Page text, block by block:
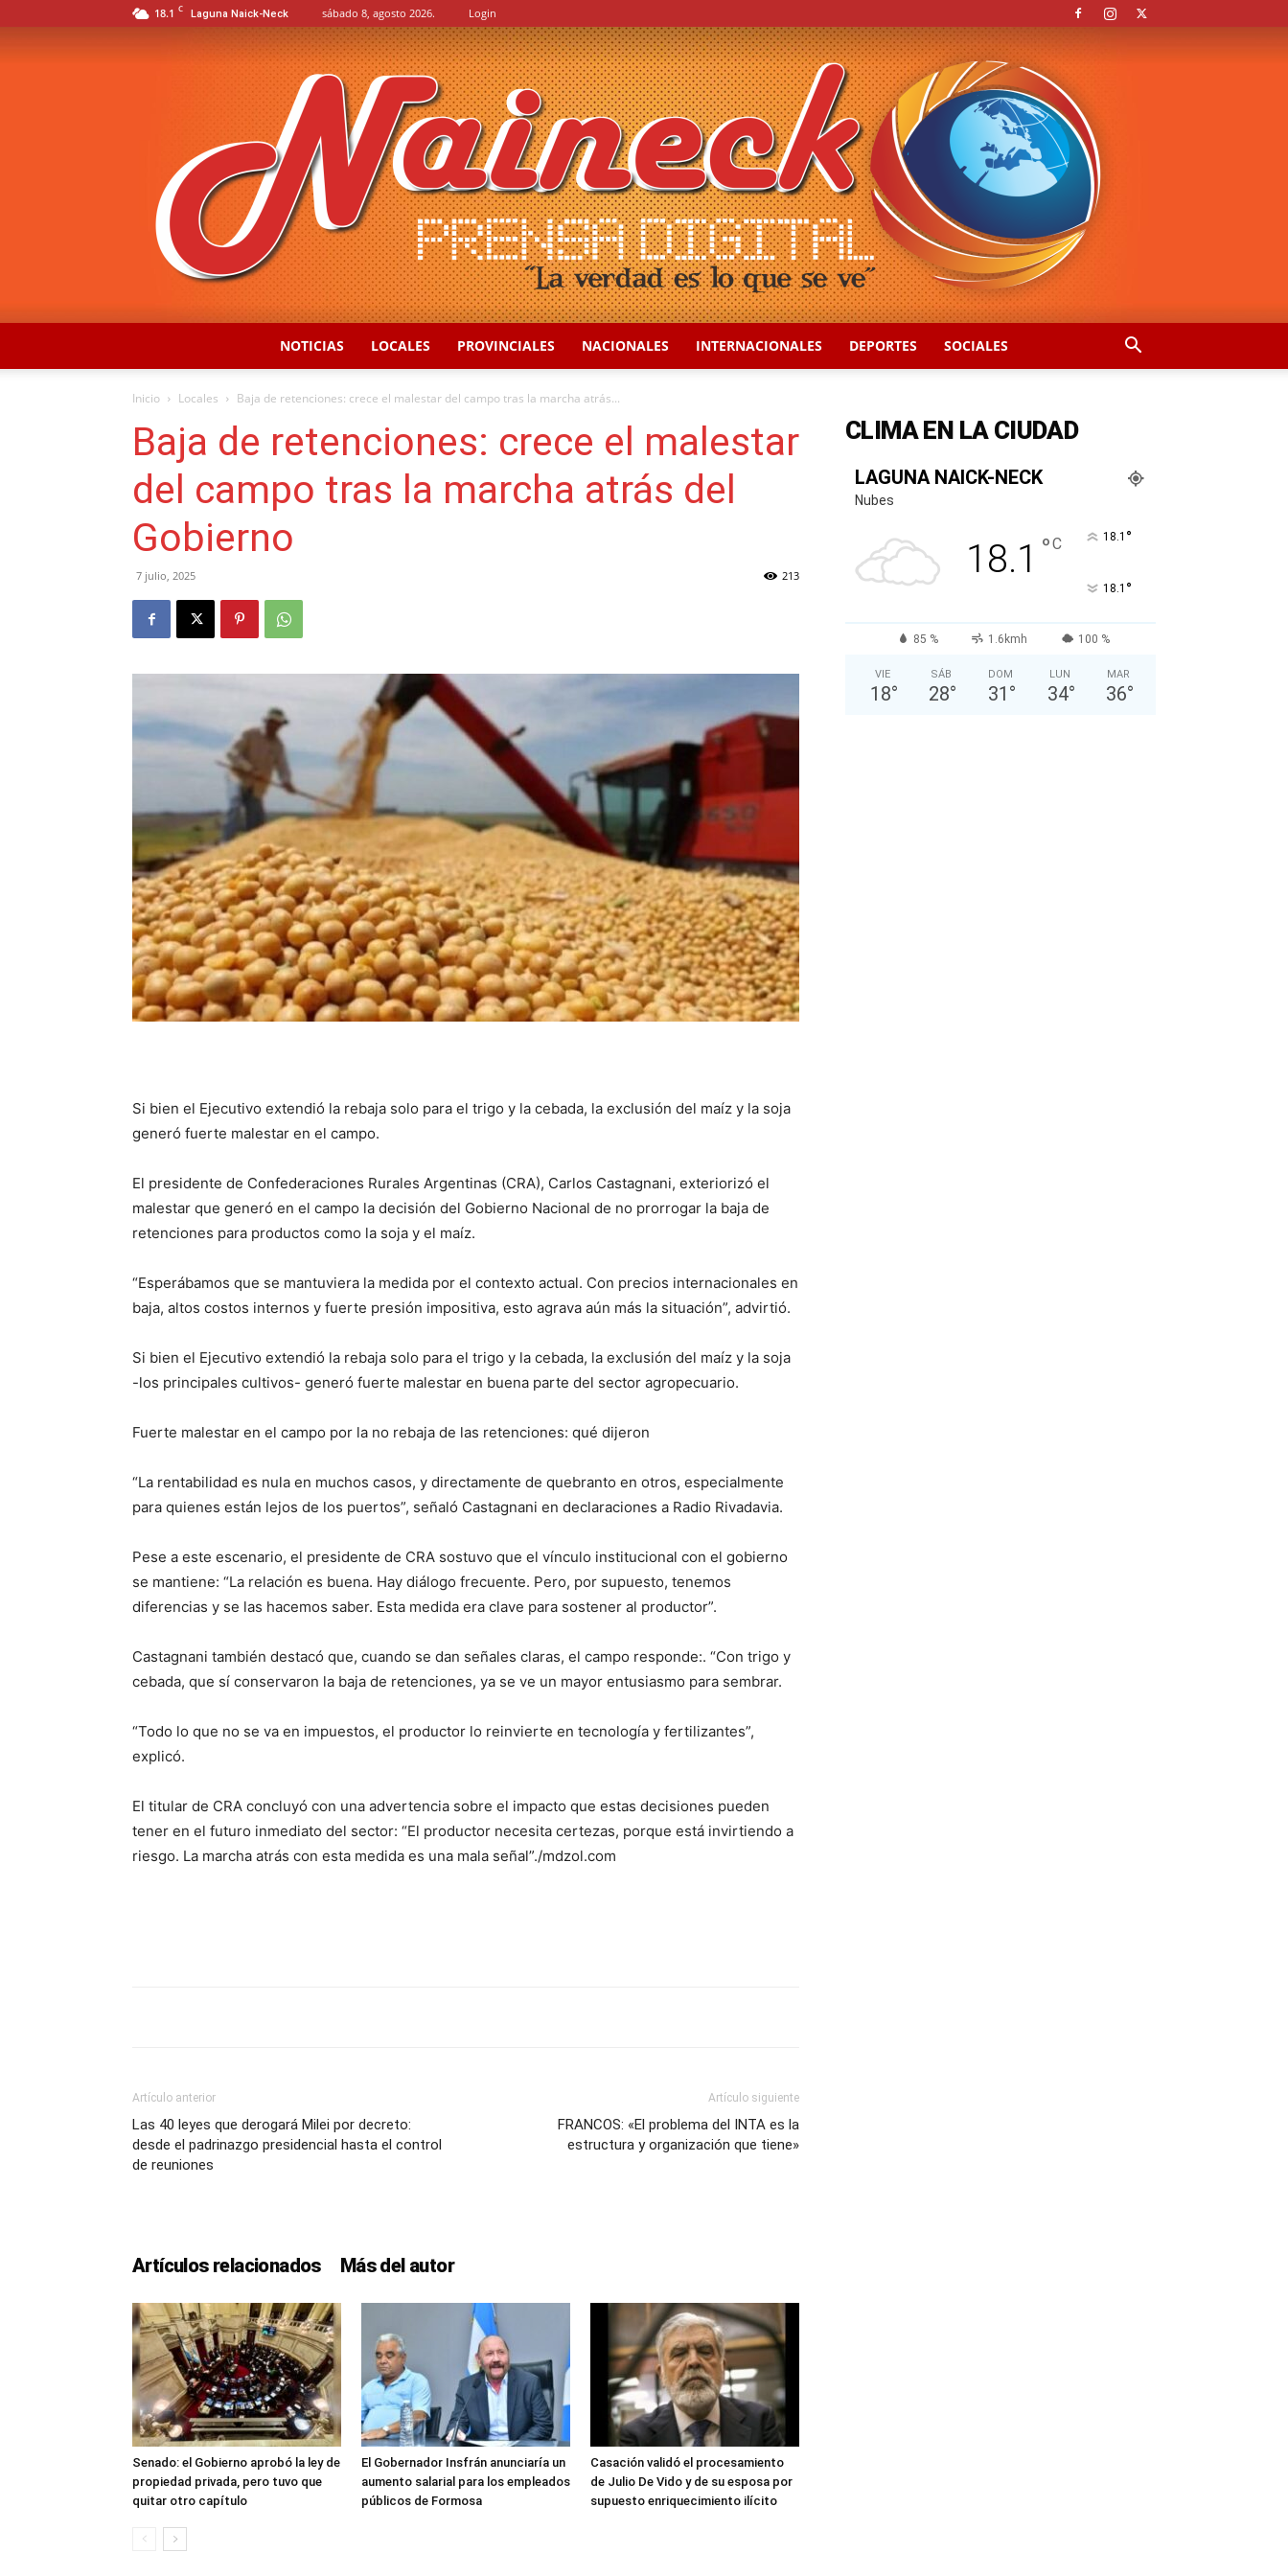
18.1 C Laguna Naick-Neck sábado 8, agosto 2026. Login
NAINECK
DIGITAL
::
La
lo
que
NOTICIAS LOCALES PROVINCIALES NACIONALES INTERNACIONALES DEPORTES SOCIALES
Inicio Locales Baja de retenciones: crece el malestar del campo tras la marcha atrás...
Baja de retenciones: crece el malestar
del campo tras la marcha atrás del
Gobierno
7 julio, 2025 213
Si bien el Ejecutivo extendió la rebaja solo para el trigo y la cebada, la exclusión del maíz y la soja
generó fuerte malestar en el campo.
El presidente de Confederaciones Rurales Argentinas (CRA), Carlos Castagnani, exteriorizó el
malestar que generó en el campo la decisión del Gobierno Nacional de no prorrogar la baja de
retenciones para productos como la soja y el maíz.
“Esperábamos que se mantuviera la medida por el contexto actual. Con precios internacionales en
baja, altos costos internos y fuerte presión impositiva, esto agrava aún más la situación”, advirtió.
Si bien el Ejecutivo extendió la rebaja solo para el trigo y la cebada, la exclusión del maíz y la soja
-los principales cultivos- generó fuerte malestar en buena parte del sector agropecuario.
Fuerte malestar en el campo por la no rebaja de las retenciones: qué dijeron
“La rentabilidad es nula en muchos casos, y directamente de quebranto en otros, especialmente
para quienes están lejos de los puertos”, señaló Castagnani en declaraciones a Radio Rivadavia.
Pese a este escenario, el presidente de CRA sostuvo que el vínculo institucional con el gobierno
se mantiene: “La relación es buena. Hay diálogo frecuente. Pero, por supuesto, tenemos
diferencias y se las hacemos saber. Esta medida era clave para sostener al productor”.
Castagnani también destacó que, cuando se dan señales claras, el campo responde:. “Con trigo y
cebada, que sí conservaron la baja de retenciones, ya se ve un mayor entusiasmo para sembrar.
“Todo lo que no se va en impuestos, el productor lo reinvierte en tecnología y fertilizantes”,
explicó.
El titular de CRA concluyó con una advertencia sobre el impacto que estas decisiones pueden
tener en el futuro inmediato del sector: “El productor necesita certezas, porque está invirtiendo a
riesgo. La marcha atrás con esta medida es una mala señal”./mdzol.com
Artículo anterior
Las 40 leyes que derogará Milei por decreto:
desde el padrinazgo presidencial hasta el control
de reuniones
Artículo siguiente
FRANCOS: «El problema del INTA es la
estructura y organización que tiene»
Artículos relacionados Más del autor
Senado: el Gobierno aprobó la ley de
propiedad privada, pero tuvo que
quitar otro capítulo
El Gobernador Insfrán anunciaría un
aumento salarial para los empleados
públicos de Formosa
Casación validó el procesamiento
de Julio De Vido y de su esposa por
supuesto enriquecimiento ilícito
CLIMA EN LA CIUDAD
LAGUNA NAICK-NECK
Nubes
18.1 °C 18.1 °
18.1 °
85 % 1.6kmh 100 %
VIE
18°
SÁB
28°
DOM
31 °
LUN
34°
MAR
36°